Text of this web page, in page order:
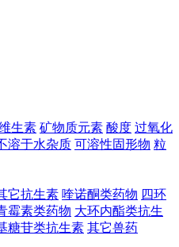
生素 矿物质元素 酸度 过氧化
溶于水杂质 可溶性固形物 粒
它抗生素 喹诺酮类药物 四环
霉素类药物 大环内酯类抗生
糖苷类抗生素 其它兽药